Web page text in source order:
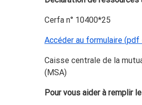
Cerfa n° 10400*25
Accéder au formulaire (pdf
Caisse centrale de la
(MSA)
Pour vous aider à remplir